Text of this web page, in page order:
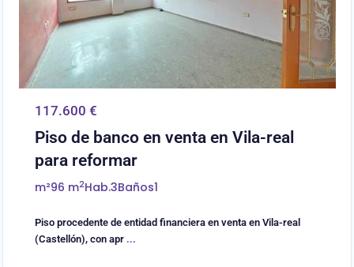
117.600 €
Piso de banco en venta en Vila-real
para reformar
m²96 m2Hab.3Baños1
Piso procedente de entidad financiera en venta en Vila-real
(Castellón), con apr ...